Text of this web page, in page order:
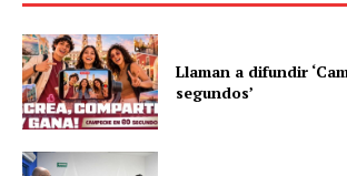
Llaman a difundir
segundos’